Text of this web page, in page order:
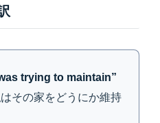
trying to maintain”
その家をどうにか維持